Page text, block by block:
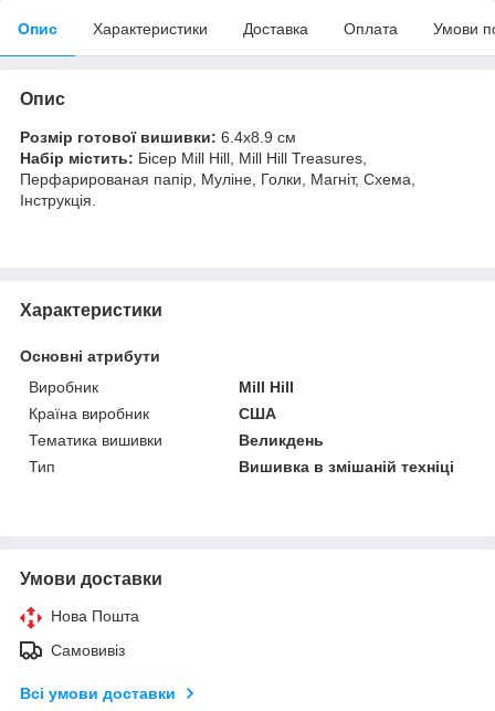
Опис Характеристики Доставка Оплата Умови
Опис
Розмір готової вишивки: 6.4х8.9 см
Набір містить: Бісер Mill Hill, Mill Hill Treasures,
Перфарированая папір, Муліне, Голки, Магніт, Схема,
Інструкція.
Характеристики
Основні атрибути
Виробник
Mill Hill
Країна виробник
США
Тематика вишивки
Великдень
Тип
Вишивка в змішаній техніці
Умови доставки
Нова Пошта
Самовивіз
Всі умови доставки